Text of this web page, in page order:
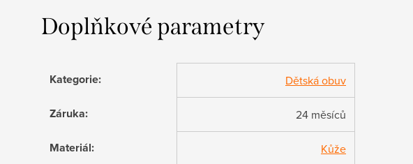
Doplňkové parametry
Kategorie: Dětská obuv
Záruka: 24 měsíců
Materiál: Kůže